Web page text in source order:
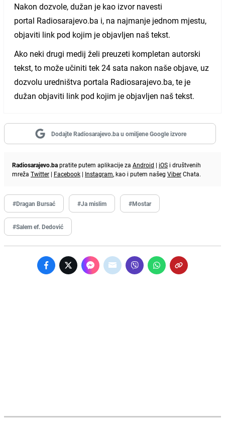
Nakon dozvole, dužan je kao izvor navesti
portal Radiosarajevo.ba i, na najmanje jednom mjestu,
objaviti link pod kojim je objavljen naš tekst.
Ako neki drugi medij želi preuzeti kompletan autorski
tekst, to može učiniti tek 24 sata nakon naše objave, uz
dozvolu uredništva portala Radiosarajevo.ba, te je
dužan objaviti link pod kojim je objavljen naš tekst.
Dodajte Radiosarajevo.ba u omiljene Google izvore
Radiosarajevo.bapratite putem aplikacije za Android | iOS i društvenih
mreža Twitter | Facebook | Instagram, kao i putem našeg ViberChata.
#Dragan Bursać #Ja mislim #Mostar
#Salem ef. Dedović